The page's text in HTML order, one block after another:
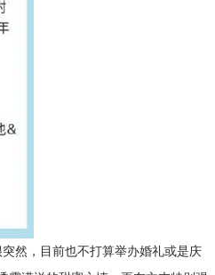
然，目前也不打算举办婚礼或是庆